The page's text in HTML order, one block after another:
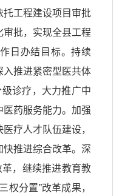
托工程建设项目审批
批，实现全县工程
日办结目标。持续
入推进紧密型医共体
级诊疗，大力推广中
医药服务能力。加强
疗人才队伍建设，
推进综合改革。深
革，继续推进教育教
权分置”改革成果，